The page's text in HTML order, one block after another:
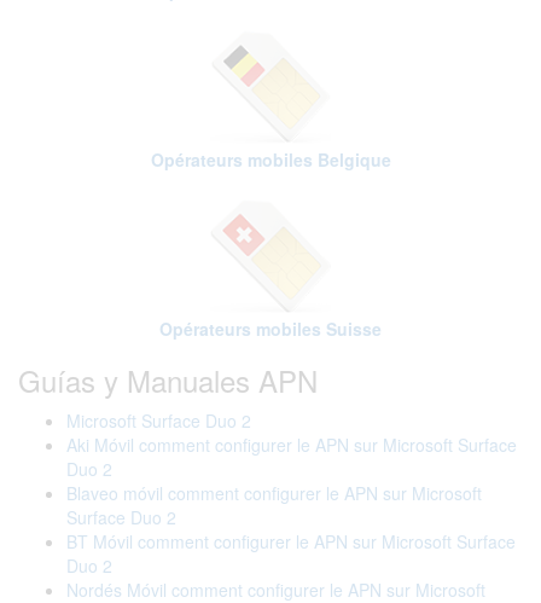
Opérateurs mobiles Belgique
Opérateurs mobiles Suisse
Guías y Manuales APN
Microsoft Surface Duo 2
Aki Móvil comment configurer le APN sur Microsoft Surface
Duo 2
Blaveo móvil comment configurer le APN sur Microsoft
Surface Duo 2
BT Móvil comment configurer le APN sur Microsoft Surface
Duo 2
Nordés Móvil comment configurer le APN sur Microsoft